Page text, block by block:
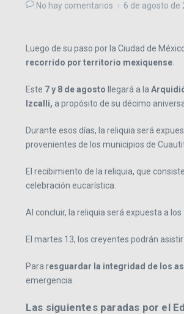
No hay comentarios 6 de agosto de
Luego de su paso por la Ciudad de
recorrido por territorio mexiquense
Este 7 y 8 de agosto llegará a la
Izcalli, a propósito de su décimo
Durante esos días, la reliquia será
provenientes de los municipios de
El recibimiento de la reliquia, que
celebración eucarística.
Al concluir, la reliquia será expuesta a
El martes 13, los creyentes podrán
Para resguardar la integridad de los
emergencia.
Las siguientes paradas por el